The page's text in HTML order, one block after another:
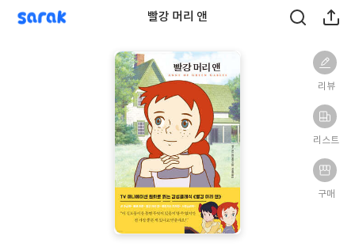
sarak 빨강 머리 앤
리뷰
리스트
구매